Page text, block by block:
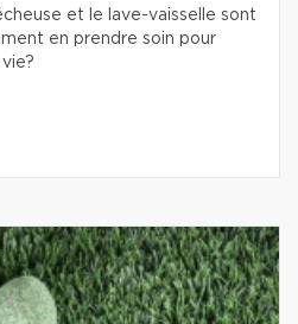
et le lave-vaisselle sont
en prendre soin pour